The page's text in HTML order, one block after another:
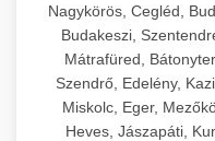
Nagykörös, Cegléd,
Budakeszi,
Mátrafüred,
Szendrő, Edelény,
Miskolc, Eger,
Heves, Jászapáti,